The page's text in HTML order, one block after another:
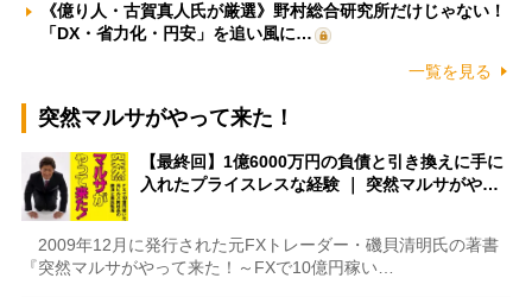
《億り人・古賀真人氏が厳選》野村総合研究所だけじゃない！
「DX・省力化・円安」を追い風に…
一覧を見る
突然マルサがやって来た！
【最終回】1億6000万円の負債と引き換えに手に
入れたプライスレスな経験 ｜ 突然マルサがや…
2009年12月に発行された元FXトレーダー・磯貝清明氏の著書
『突然マルサがやって来た！～FXで10億円稼い…